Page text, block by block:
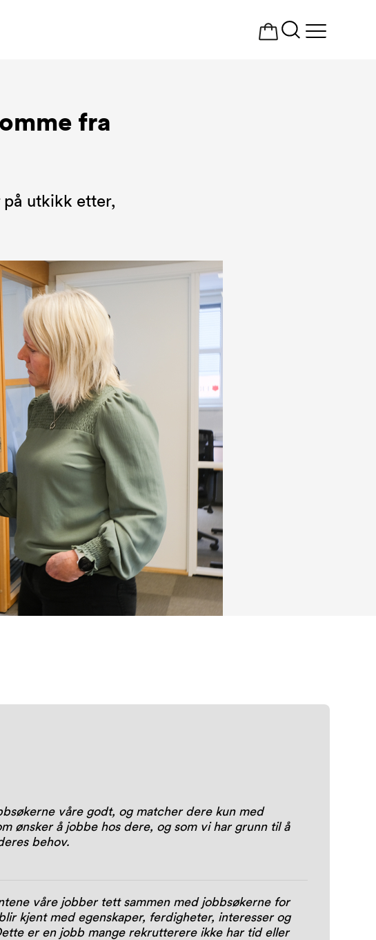
Åpne
fra
på utkikk etter,
våre godt, og matcher dere kun med
ønsker å jobbe hos dere, og som vi har grunn til å
behov.
våre jobber tett sammen med jobbsøkerne for
kjent med egenskaper, ferdigheter, interesser og
er en jobb mange rekrutterere ikke har tid eller